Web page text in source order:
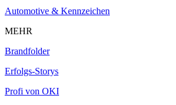
Automotive & Kennzeichen
MEHR
Brandfolder
Erfolgs-Storys
Profi von OKI